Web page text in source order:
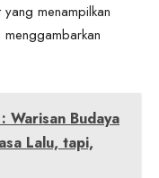
menampilkan
Warisan Budaya
Lalu, tapi,